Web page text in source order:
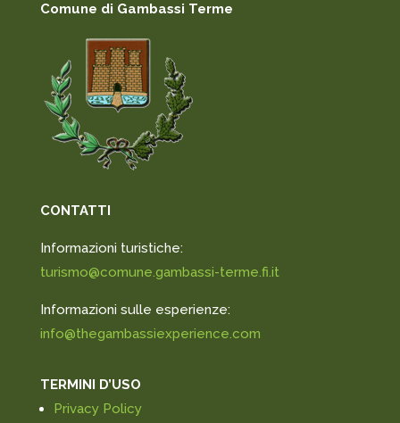
Comune di Gambassi Terme
CONTATTI
Informazioni turistiche:
turismo@comune.gambassi-terme.fi.it
Informazioni sulle esperienze:
info@thegambassiexperience.com
TERMINI D’USO
Privacy Policy